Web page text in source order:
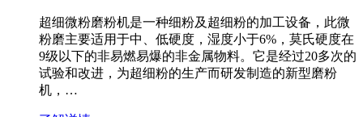
超细微粉磨粉机是一种细粉及超细粉的加工设备，此微
粉磨主要适用于中、低硬度，湿度小于6%，莫氏硬度在
9级以下的非易燃易爆的非金属物料。它是经过20多次的
试验和改进，为超细粉的生产而研发制造的新型磨粉
机，…